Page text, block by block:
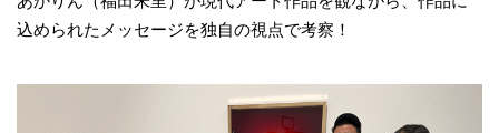
込められたメッセージを独自の視点で考察！